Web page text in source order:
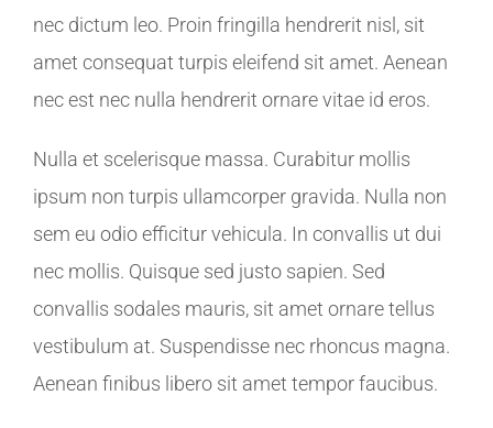
nec dictum leo. Proin fringilla hendrerit nisl, sit
amet consequat turpis eleifend sit amet. Aenean
nec est nec nulla hendrerit ornare vitae id eros.
Nulla et scelerisque massa. Curabitur mollis
ipsum non turpis ullamcorper gravida. Nulla non
sem eu odio efficitur vehicula. In convallis ut dui
nec mollis. Quisque sed justo sapien. Sed
convallis sodales mauris, sit amet ornare tellus
vestibulum at. Suspendisse nec rhoncus magna.
Aenean finibus libero sit amet tempor faucibus.